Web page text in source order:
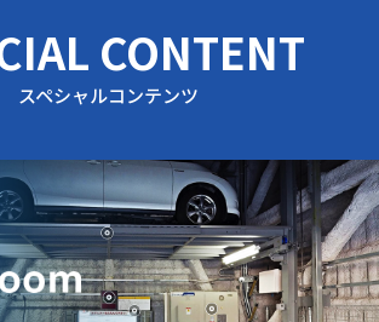
CONTENT
スペシャルコンテンツ